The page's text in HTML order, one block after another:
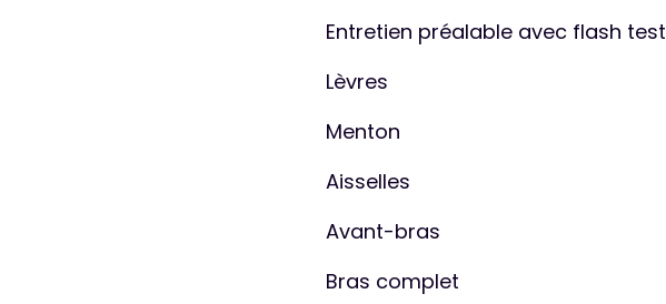
Entretien préalable avec flash test
Lèvres
Menton
Aisselles
Avant-bras
Bras complet